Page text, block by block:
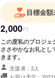
目標金
2,000円
この度私のプロジェ
ささやかなお礼と
きます。
支援者：2人
お届け予定：2021